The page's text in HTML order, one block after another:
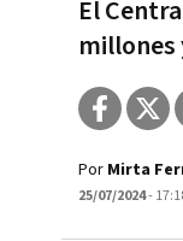
El
millones
Por Mirta
25/07/2024-